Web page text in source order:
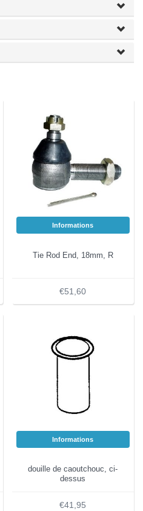
Informations
Tie Rod End, 18mm, R
€51,60
Informations
douille de caoutchouc, ci-
dessus
€41,95